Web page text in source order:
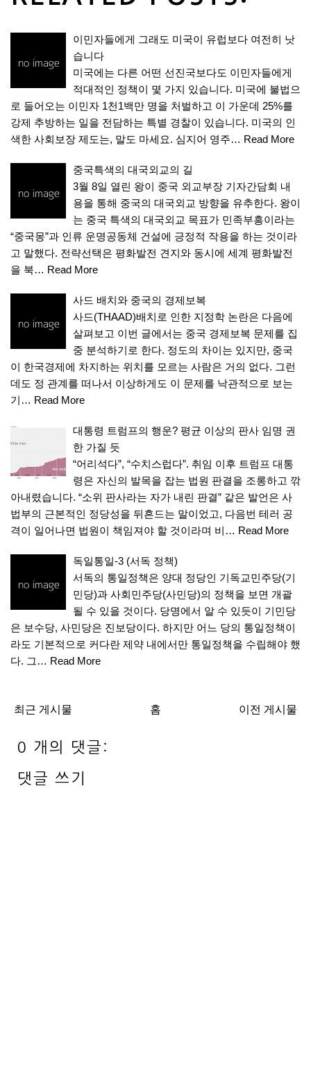
이민자들에게 그래도 미국이 유럽보다 여전히 낫
습니다
미국에는 다른 어떤 선진국보다도 이민자들에게
적대적인 정책이 몇 가지 있습니다. 미국에 불법으
로 들어오는 이민자 1천1백만 명을 처벌하고 이 가운데 25%를
강제 추방하는 일을 전담하는 특별 경찰이 있습니다. 미국의 인
색한 사회보장 제도는, 말도 마세요. 심지어 영주… Read More
중국특색의 대국외교의 길
3월 8일 열린 왕이 중국 외교부장 기자간담회 내
용을 통해 중국의 대국외교 방향을 유추한다. 왕이
는 중국 특색의 대국외교 목표가 민족부흥이라는
“중국몽”과 인류 운명공동체 건설에 긍정적 작용을 하는 것이라
고 말했다. 전략선택은 평화발전 견지와 동시에 세계 평화발전
을 북… Read More
사드 배치와 중국의 경제보복
사드(THAAD)배치로 인한 지정학 논란은 다음에
살펴보고 이번 글에서는 중국 경제보복 문제를 집
중 분석하기로 한다. 정도의 차이는 있지만, 중국
이 한국경제에 차지하는 위치를 모르는 사람은 거의 없다. 그런
데도 정 관계를 떠나서 이상하게도 이 문제를 낙관적으로 보는
기… Read More
대통령 트럼프의 행운? 평균 이상의 판사 임명 권
한 가질 듯
“어리석다”, “수치스럽다”. 취임 이후 트럼프 대통
령은 자신의 발목을 잡는 법원 판결을 조롱하고 깎
아내렸습니다. “소위 판사라는 자가 내린 판결” 같은 발언은 사
법부의 근본적인 정당성을 뒤흔드는 말이었고, 다음번 테러 공
격이 일어나면 법원이 책임져야 할 것이라며 비… Read More
독일통일-3 (서독 정책)
서독의 통일정책은 양대 정당인 기독교민주당(기
민당)과 사회민주당(사민당)의 정책을 보면 개괄
될 수 있을 것이다. 당명에서 알 수 있듯이 기민당
은 보수당, 사민당은 진보당이다. 하지만 어느 당의 통일정책이
라도 기본적으로 커다란 제약 내에서만 통일정책을 수립해야 했
다. 그… Read More
최근 게시물 이전 게시물
홈
0 개의 댓글:
댓글 쓰기